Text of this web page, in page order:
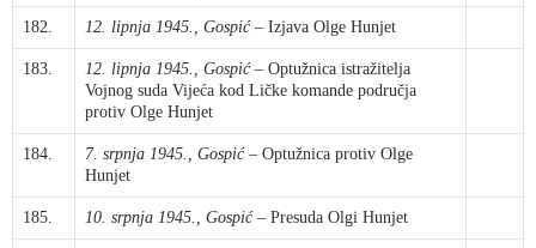
182. 12. lipnja 1945., Gospić – Izjava Olge Hunjet
183. 12. lipnja 1945., Gospić – Optužnica istražitelja
Vojnog suda Vijeća kod Ličke komande područja
protiv Olge Hunjet
184. 7. srpnja 1945., Gospić – Optužnica protiv Olge
Hunjet
185. 10. srpnja 1945., Gospić – Presuda Olgi Hunjet